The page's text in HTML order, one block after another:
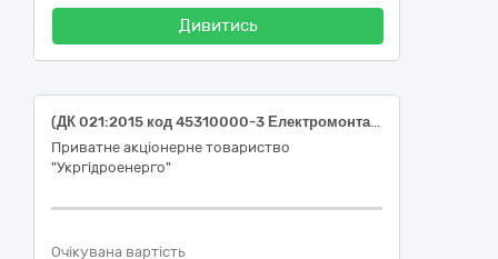
Дивитись
(ДК 021:2015 код 45310000-3 Електромонтажні роботи) ГЕС Укргідроенерго. Реконструкція. ІІ черга. Коригування. Середньодніпровська ГЕС. Відновлення систем збудження пошкоджених внаслідок збройної агресії Російської Федерації для філії "Середньодніпровська ГЕС" ПрАТ "Укргідроенерго"
Приватне акціонерне товариство
"Укргідроенерго"
Очікувана вартість